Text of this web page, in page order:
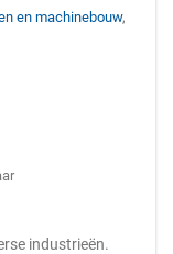
en machinebouw,
industrieën.